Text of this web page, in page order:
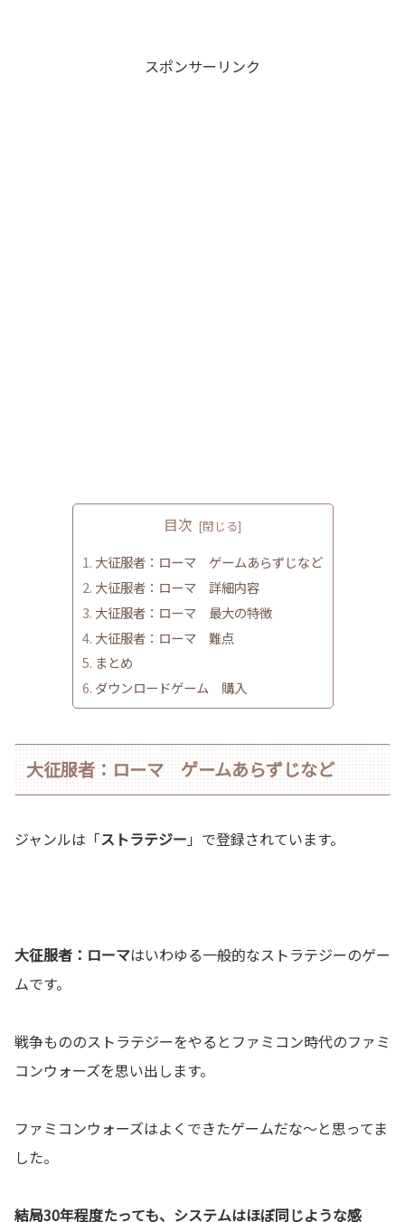
スポンサーリンク
目次
大征服者：ローマ ゲームあらずじなど
大征服者：ローマ 詳細内容
大征服者：ローマ 最大の特徴
大征服者：ローマ 難点
まとめ
ダウンロードゲーム 購入
大征服者：ローマ ゲームあらずじなど
ジャンルは「ストラテジー 」で登録されています。
大征服者：ローマはいわゆる一般的なストラテジーのゲー
ムです。
戦争もののストラテジーをやるとファミコン時代のファミ
コンウォーズを思い出します。
ファミコンウォーズはよくできたゲームだな～と思ってま
した。
結局30年程度たっても、システムはほぼ同じような感